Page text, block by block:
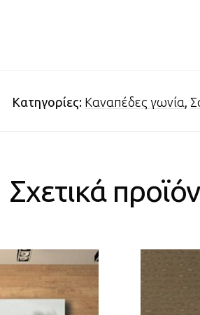
Κατηγορίες: Καναπέδες γωνία
Σχετικά